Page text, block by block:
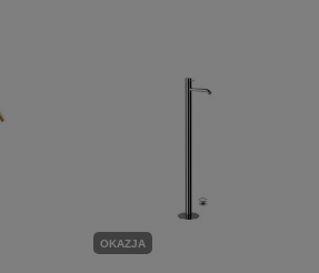
OKAZJA